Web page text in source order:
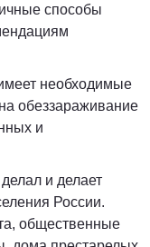
способы
необходимые
обеззараживание
и
и делает
России.
общественные